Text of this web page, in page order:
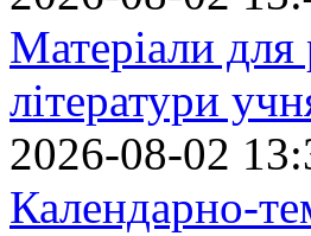
Матеріали для
літератури
2026-08-02
Календарно-